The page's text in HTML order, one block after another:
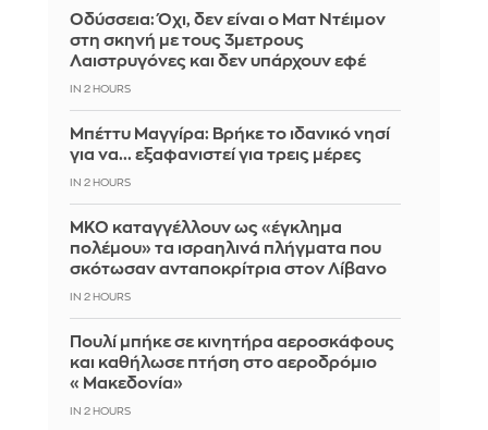
Οδύσσεια: Όχι, δεν είναι ο Ματ Ντέιμον
στη σκηνή με τους 3μετρους
Λαιστρυγόνες και δεν υπάρχουν εφέ
IN 2 HOURS
Μπέττυ Μαγγίρα: Βρήκε το ιδανικό νησί
για να... εξαφανιστεί για τρεις μέρες
IN 2 HOURS
ΜΚΟ καταγγέλλουν ως «έγκλημα
πολέμου» τα ισραηλινά πλήγματα που
σκότωσαν ανταποκρίτρια στον Λίβανο
IN 2 HOURS
Πουλί μπήκε σε κινητήρα αεροσκάφους
και καθήλωσε πτήση στο αεροδρόμιο
«Μακεδονία»
IN 2 HOURS